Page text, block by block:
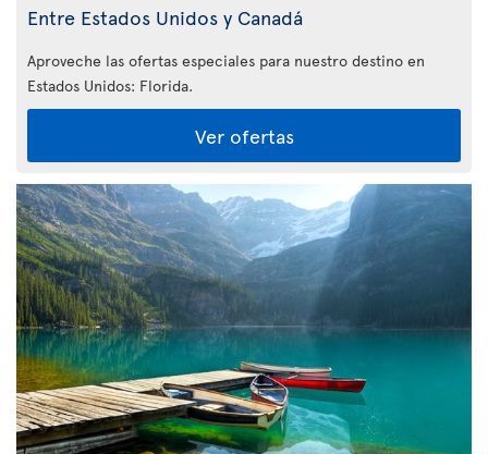
Entre Estados Unidos y Canadá
Aproveche las ofertas especiales para nuestro destino en
Estados Unidos: Florida.
Ver ofertas